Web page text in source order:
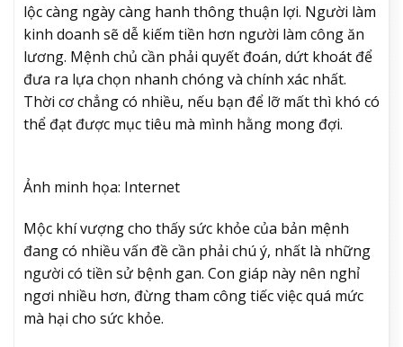
lộc càng ngày càng hanh thông thuận lợi. Người làm
kinh doanh sẽ dễ kiếm tiền hơn người làm công ăn
lương. Mệnh chủ cần phải quyết đoán, dứt khoát để
đưa ra lựa chọn nhanh chóng và chính xác nhất.
Thời cơ chẳng có nhiều, nếu bạn để lỡ mất thì khó có
thể đạt được mục tiêu mà mình hằng mong đợi.
Ảnh minh họa: Internet
Mộc khí vượng cho thấy sức khỏe của bản mệnh
đang có nhiều vấn đề cần phải chú ý, nhất là những
người có tiền sử bệnh gan. Con giáp này nên nghỉ
ngơi nhiều hơn, đừng tham công tiếc việc quá mức
mà hại cho sức khỏe.